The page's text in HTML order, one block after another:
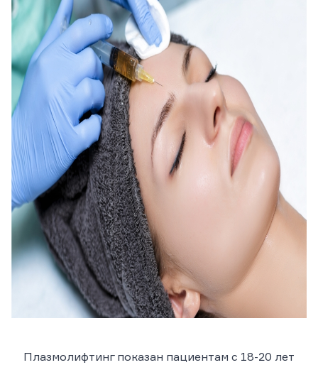
Плазмолифтинг показан пациентам с 18-20 лет